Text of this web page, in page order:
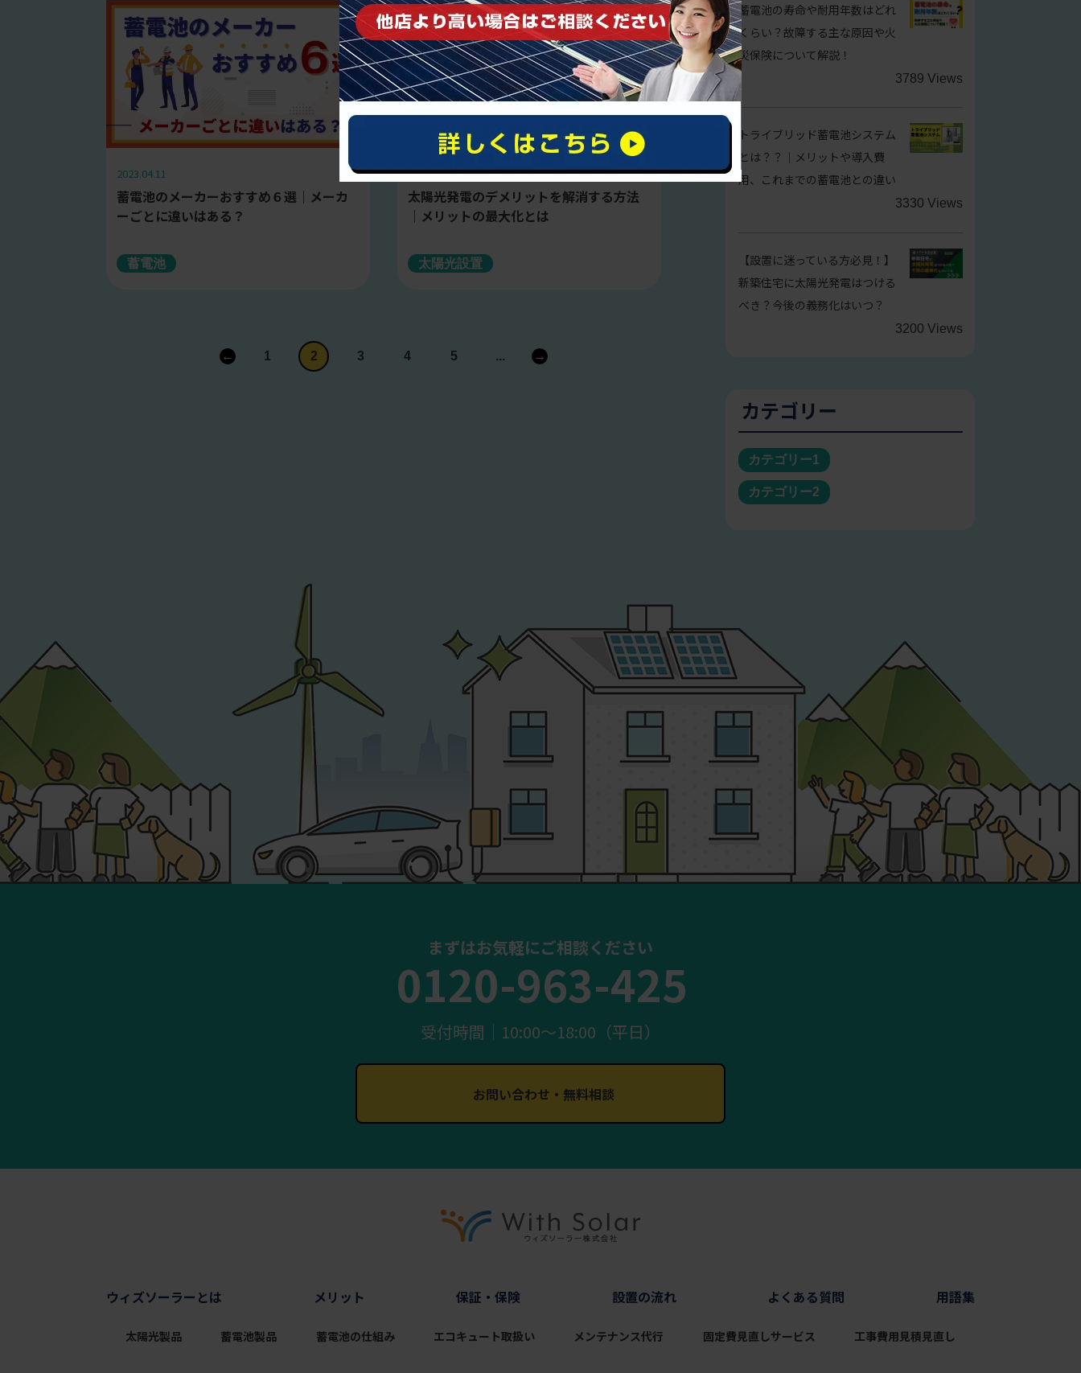
2023.04.11
蓄電池のメーカーおすすめ６選｜メーカ
ーごとに違いはある？
蓄電池
2023.03.03
太陽光発電のデメリットを解消する方法
｜メリットの最大化とは
太陽光設置
← 1 2 3 4 5 ... →
蓄電池の寿命や耐用年数はどれ
くらい？故障する主な原因や火
災保険について解説！
3789 Views
トライブリッド蓄電池システム
とは？？｜メリットや導入費
用、これまでの蓄電池との違い
3330 Views
【設置に迷っている方必見！】
新築住宅に太陽光発電はつける
べき？今後の義務化はいつ？
3200 Views
カテゴリー
カテゴリー1
カテゴリー2
まずはお気軽にご相談ください
0120-963-425
受付時間｜10:00〜18:00（平日）
お問い合わせ・無料相談
ウィズソーラーとは メリット 保証・保険 設置の流れ よくある質問 用語集
太陽光製品 蓄電池製品 蓄電池の仕組み エコキュート取扱い メンテナンス代行 固定費見直しサービス 工事費用見積見直し